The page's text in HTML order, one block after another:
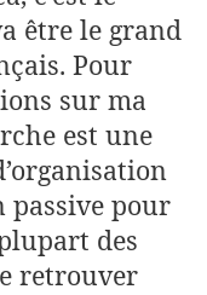
être le grand
Pour
sur ma
est une
passive pour
des
retrouver